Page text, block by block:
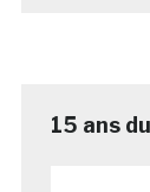
15 ans